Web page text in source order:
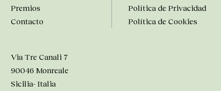
Premios
Contacto
Política de Privacidad
Política de Cookies
Via Tre Canali 7
90046 Monreale
Sicilia- Italia